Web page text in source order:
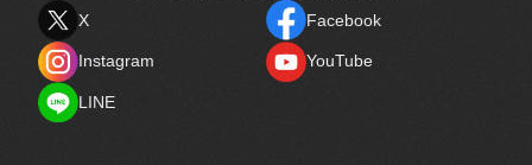
X
Facebook
Instagram
YouTube
LINE